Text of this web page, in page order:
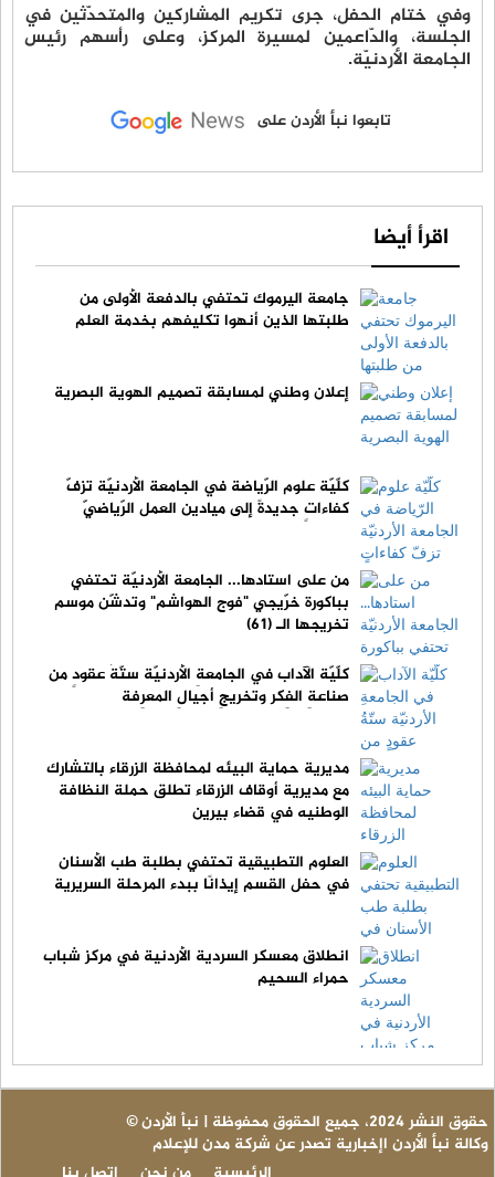
وفي ختام الحفل، جرى تكريم المشاركين والمتحدّثين في
الجلسة، والدّاعمين لمسيرة المركز، وعلى رأسهم رئيس
الجامعة الأردنيّة.
تابعوا نبأ الأردن على
اقرأ أيضا
جامعة اليرموك تحتفي بالدفعة الأولى من
طلبتها الذين أنهوا تكليفهم بخدمة العلم
إعلان وطني لمسابقة تصميم الهوية البصرية
كلّيّة علوم الرّياضة في الجامعة الأردنيّة تزفّ
كفاءاتٍ جديدةً إلى ميادين العمل الرّياضيّ
من على استادها... الجامعة الأردنيّة تحتفي
بباكورة خرّيجي "فوج الهواشم" وتدشّن موسم
تخريجها الـ (61)
كلّيّة الآداب في الجامعةِ الأردنيّة ستّةُ عقودٍ من
صناعةِ الفِكر وتخريجِ أجيالِ المعرِفة
مديرية حماية البيئه لمحافظة الزرقاء بالتشارك
مع مديرية أوقاف الزرقاء تطلق حملة النظافة
الوطنيه في قضاء بيرين
العلوم التطبيقية تحتفي بطلبة طب الأسنان
في حفل القسم إيذانًا ببدء المرحلة السريرية
انطلاق معسكر السردية الأردنية في مركز شباب
حمراء السحيم
© حقوق النشر 2024، جميع الحقوق محفوظة | نبأ الأردن
وكالة نبأ الأردن اإخبارية تصدر عن شركة مدن للإعلام